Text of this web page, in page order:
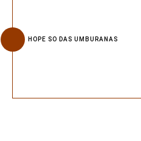
HOPE SO DAS UMBURANAS